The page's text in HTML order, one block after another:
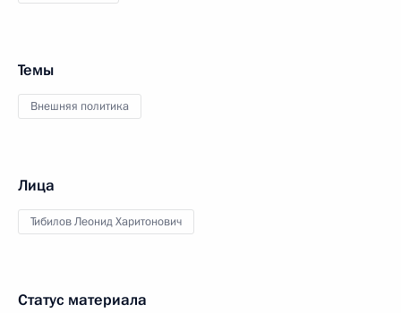
Темы
Внешняя политика
Лица
Тибилов Леонид Харитонович
Статус материала